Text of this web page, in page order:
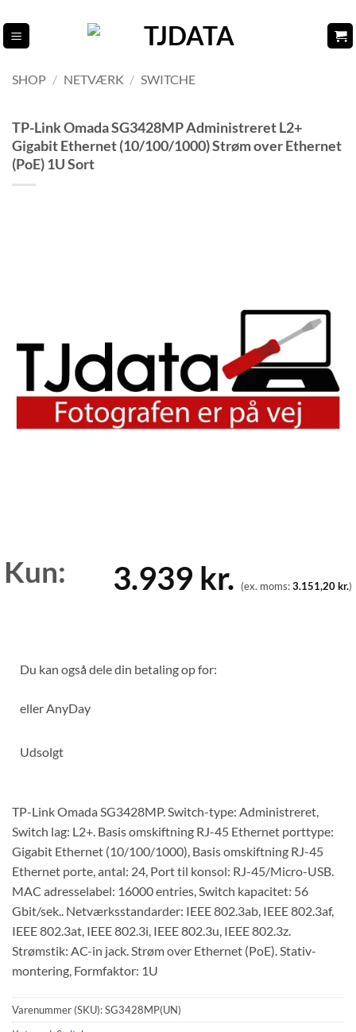
til
indhold
SHOP / NETVÆRK / SWITCHE
TP-Link Omada SG3428MP Administreret L2+
Gigabit Ethernet (10/100/1000) Strøm over Ethernet
(PoE) 1U Sort
Kun: 3.939 kr. (ex. moms:3.151,20kr.)
Du kan også dele din betaling op for:
eller AnyDay
Udsolgt
TP-Link Omada SG3428MP. Switch-type: Administreret,
Switch lag: L2+. Basis omskiftning RJ-45 Ethernet porttype:
Gigabit Ethernet (10/100/1000), Basis omskiftning RJ-45
Ethernet porte, antal: 24, Port til konsol: RJ-45/Micro-USB.
MAC adresselabel: 16000 entries, Switch kapacitet: 56
Gbit/sek.. Netværksstandarder: IEEE 802.3ab, IEEE 802.3af,
IEEE 802.3at, IEEE 802.3i, IEEE 802.3u, IEEE 802.3z.
Strømstik: AC-in jack. Strøm over Ethernet (PoE). Stativ-
montering, Formfaktor: 1U
Varenummer (SKU):SG3428MP(UN)